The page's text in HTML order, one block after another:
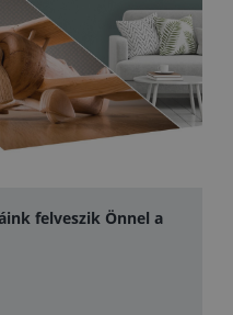
felveszik Önnel a